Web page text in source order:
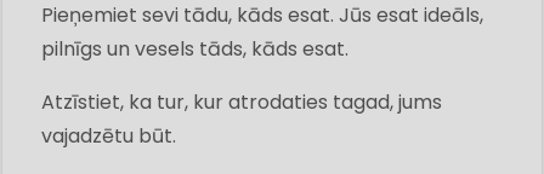
Pieņemiet sevi tādu, kāds esat. Jūs esat ideāls,
pilnīgs un vesels tāds, kāds esat.
Atzīstiet, ka tur, kur atrodaties tagad, jums
vajadzētu būt.